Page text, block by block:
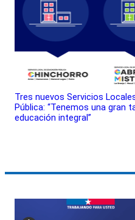
Tres nuevos Servicios
Pública: “Tenemos una gran
educación integral”